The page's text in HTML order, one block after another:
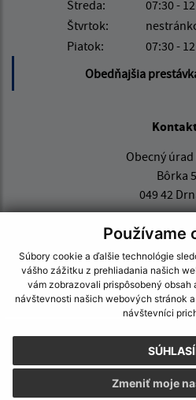
Používame
Súbory cookie a ďalšie technológie
vášho zážitku z prehliadania našich
vám zobrazovali prispôsobený obsah
návštevnosti našich webových stránok
návštevníci
Zmeniť moje
Streda:
07:30 -
Štvrtok:
Piatok:
07:30 -
Obedňajšia
Obecný
Bôrka 5
049 42
+421 58 788
IČO: